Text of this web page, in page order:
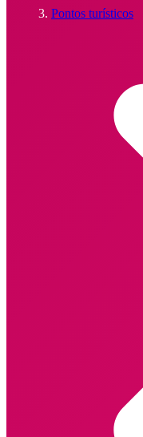
Pontos turísticos